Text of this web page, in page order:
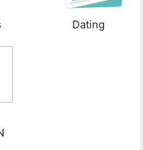
Dating